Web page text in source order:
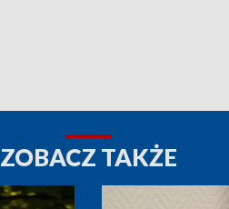
ZOBACZ TAKŻE